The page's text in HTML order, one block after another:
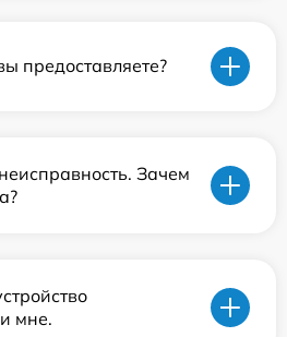
предоставляете?
Зачем
мне.